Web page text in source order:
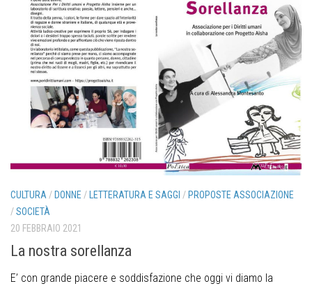
CULTURA/ DONNE / LETTERATURA E SAGGI / PROPOSTE ASSOCIAZIONE
/SOCIETÀ
20 FEBBRAIO 2021
La nostra sorellanza
E’ con grande piacere e soddisfazione che oggi vi diamo la